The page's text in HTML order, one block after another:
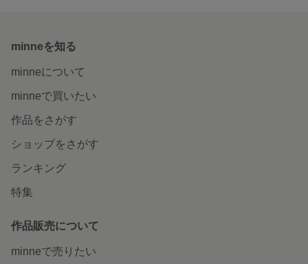
minneを知る
minneについて
minneで買いたい
作品をさがす
ショップをさがす
ランキング
特集
作品販売について
minneで売りたい